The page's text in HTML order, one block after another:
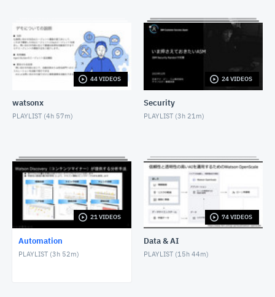
ィック・モニタリング）座学編
AUGUST 17, 2023
Instana Build253 最新機能紹介_外形監視（シンセテ
ィック・モニタリング）デモ編
AUGUST 17, 2023
Turbonomic×Grafana レポート出力してみよう第一
Ansibleを動かしてみたZ
DECEMBER 29, 2023
IaCの生産性を向上するWCA for Ansible Lightspeed
44 VIDEOS
watsonx
PLAYLIST (4h 57m)
24 VIDEOS
Security
PLAYLIST (3h 21m)
21 VIDEOS
Automation
PLAYLIST (3h 52m)
74 VIDEOS
Data & AI
PLAYLIST (15h 44m)